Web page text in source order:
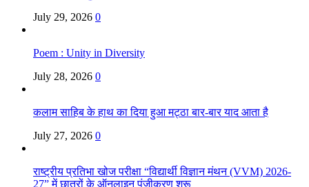
July 29, 2026 0
Poem : Unity in Diversity
July 28, 2026 0
कलाम साहिब के हाथ का दिया हुआ मट्ठा बार-बार याद आता है
July 27, 2026 0
राष्ट्रीय प्रतिभा खोज परीक्षा “विद्यार्थी विज्ञान मंथन (VVM) 2026-
27” में छात्रों के ऑनलाइन पंजीकरण शुरू